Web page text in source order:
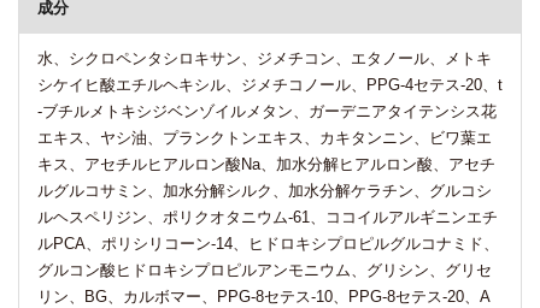
成分
水、シクロペンタシロキサン、ジメチコン、エタノール、メトキ
シケイヒ酸エチルヘキシル、ジメチコノール、PPG-4セテス-20、t
-ブチルメトキシジベンゾイルメタン、ガーデニアタイテンシス花
エキス、ヤシ油、プランクトンエキス、カキタンニン、ビワ葉エ
キス、アセチルヒアルロン酸Na、加水分解ヒアルロン酸、アセチ
ルグルコサミン、加水分解シルク、加水分解ケラチン、グルコシ
ルヘスペリジン、ポリクオタニウム-61、ココイルアルギニンエチ
ルPCA、ポリシリコーン-14、ヒドロキシプロピルグルコナミド、
グルコン酸ヒドロキシプロピルアンモニウム、グリシン、グリセ
リン、BG、カルボマー、PPG-8セテス-10、PPG-8セテス-20、A